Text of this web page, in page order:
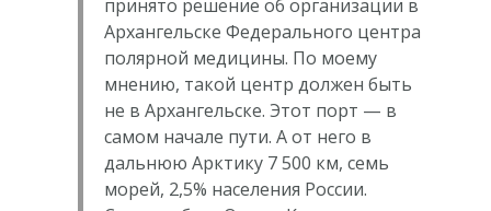
принято решение об организации в
Архангельске Федерального центра
полярной медицины. По моему
мнению, такой центр должен быть
не в Архангельске. Этот порт — в
самом начале пути. А от него в
дальнюю Арктику 7 500 км, семь
морей, 2,5% населения России.